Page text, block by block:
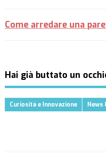
Come arredare una
Hai già buttato un
Curiosità e Innovazione News